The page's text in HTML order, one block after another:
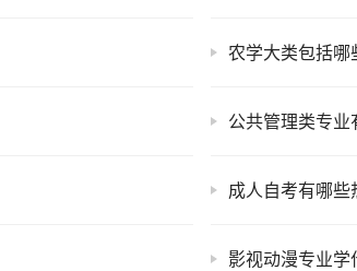
农学大类包括哪
公共管理类专业
成人自考有哪些
影视动漫专业学